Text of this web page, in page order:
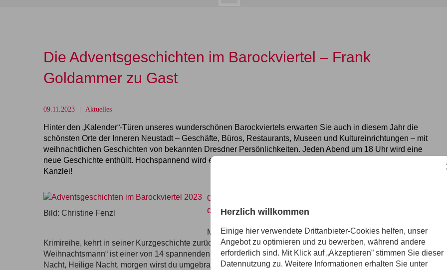
Herzlich willkommen
Einige hier verwendete Drittanbieter-Cookies helfen, unser
Angebot zu optimieren und zu bewerben, während andere
erforderlich sind. Mit Klick auf „Akzeptieren” stimmen Sie dieser
Datennutzung zu. Weitere Informationen erhalten Sie unter
Die Adventsgeschichten im Barockviertel – Frank
Goldammer zu Gast
09.11.2023 Aktuelles
Hinter den „Kalender“-Türen unseres wunderschönen Barockviertels erwarten Sie auch in diesem Jahr die
schönsten Orte der Inneren Neustadt – Geschäfte, Büros, Restaurants, Museen und Kultureinrichtungen – mit
weihnachtlichen Geschichten von bekannten Dresdner Persönlichkeiten. Jeden Abend um 18 Uhr wird eine
neue Geschichte enthüllt. Hochspannend wird es mit dem
Kanzlei!
Bild: Christine Fenzl
07.12.2023: Frank Goldammer zu Gast bei KUCKLICK
dresdner-fachanwaelte.de
Max Heller, der bekannte Ermittler aus Frank Goldammers
Krimireihe, kehrt in seiner Kurzgeschichte zurück. „Der Weihnachtsmann ist tot – es lebe der
Weihnachtsmann“ ist einer von 14 spannenden Kurzkrimis, die in dem 2022 veröffentlichten Band „Stille
Nacht, Heilige Nacht, morgen wirst du umgebracht“ enthalten sind. Die Geschichte spielt im weihnachtlichen